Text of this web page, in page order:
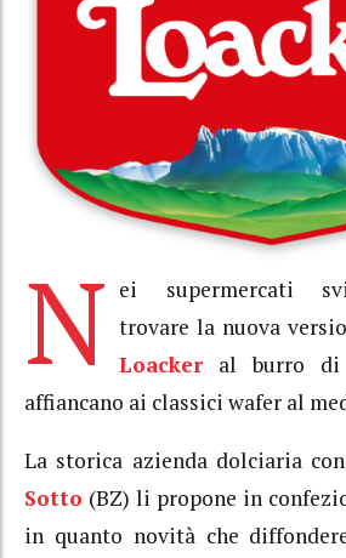
N ei supermercati
trovare la nuova
Loacker al burro di
affiancano ai classici wafer al
La storica azienda dolciaria
Sotto (BZ) li propone in
in quanto novità che